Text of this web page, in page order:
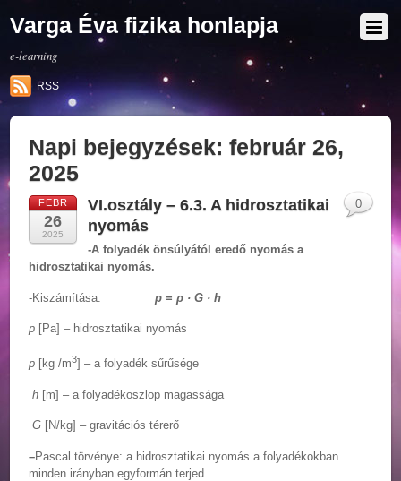
Varga Éva fizika honlapja
e-learning
RSS
Napi bejegyzések:február 26,
2025
FEBR
26
2025
VI.osztály – 6.3. A hidrosztatikai
nyomás
-A folyadék önsúlyától eredő nyomás a
hidrosztatikai nyomás.
-Kiszámítása:p =ρ · G · h
p [Pa] – hidrosztatikai nyomás
p [kg /m3] – a folyadék sűrűsége
h [m] – a folyadékoszlop magassága
G [N/kg] – gravitációs térerő
–Pascal törvénye: a hidrosztatikai nyomás a folyadékokban
minden irányban egyformán terjed.
0